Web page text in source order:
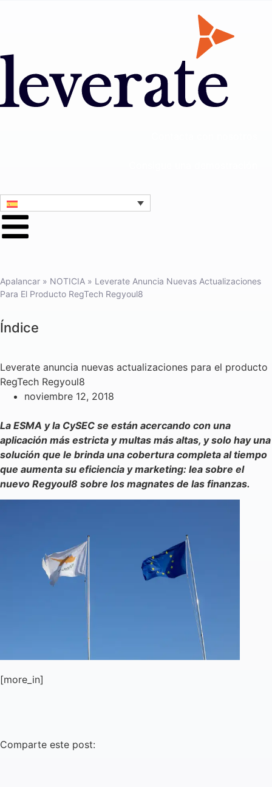
Apalancar » NOTICIA » Leverate Anuncia Nuevas Actualizaciones
Para El Producto RegTech Regyoul8
Índice
Leverate anuncia nuevas actualizaciones para el producto
RegTech Regyoul8
noviembre 12, 2018
La ESMA y la CySEC se están acercando con una
aplicación más estricta y multas más altas, y solo hay una
solución que le brinda una cobertura completa al tiempo
que aumenta su eficiencia y marketing: lea sobre el
nuevo Regyoul8 sobre los magnates de las finanzas.
[more_in]
Comparte este post: